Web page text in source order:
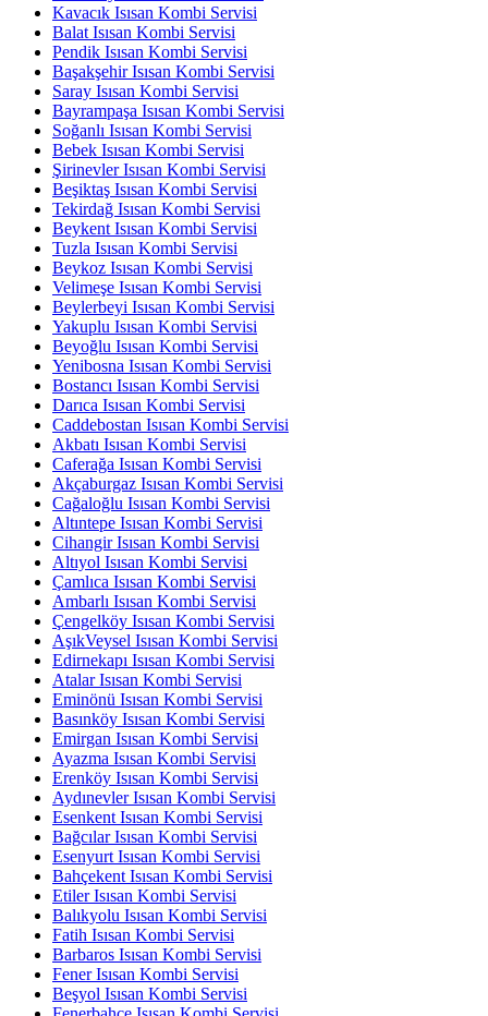
Kavacık Isısan Kombi Servisi
Balat Isısan Kombi Servisi
Pendik Isısan Kombi Servisi
Başakşehir Isısan Kombi Servisi
Saray Isısan Kombi Servisi
Bayrampaşa Isısan Kombi Servisi
Soğanlı Isısan Kombi Servisi
Bebek Isısan Kombi Servisi
Şirinevler Isısan Kombi Servisi
Beşiktaş Isısan Kombi Servisi
Tekirdağ Isısan Kombi Servisi
Beykent Isısan Kombi Servisi
Tuzla Isısan Kombi Servisi
Beykoz Isısan Kombi Servisi
Velimeşe Isısan Kombi Servisi
Beylerbeyi Isısan Kombi Servisi
Yakuplu Isısan Kombi Servisi
Beyoğlu Isısan Kombi Servisi
Yenibosna Isısan Kombi Servisi
Bostancı Isısan Kombi Servisi
Darıca Isısan Kombi Servisi
Caddebostan Isısan Kombi Servisi
Akbatı Isısan Kombi Servisi
Caferağa Isısan Kombi Servisi
Akçaburgaz Isısan Kombi Servisi
Cağaloğlu Isısan Kombi Servisi
Altıntepe Isısan Kombi Servisi
Cihangir Isısan Kombi Servisi
Altıyol Isısan Kombi Servisi
Çamlıca Isısan Kombi Servisi
Ambarlı Isısan Kombi Servisi
Çengelköy Isısan Kombi Servisi
AşıkVeysel Isısan Kombi Servisi
Edirnekapı Isısan Kombi Servisi
Atalar Isısan Kombi Servisi
Eminönü Isısan Kombi Servisi
Basınköy Isısan Kombi Servisi
Emirgan Isısan Kombi Servisi
Ayazma Isısan Kombi Servisi
Erenköy Isısan Kombi Servisi
Aydınevler Isısan Kombi Servisi
Esenkent Isısan Kombi Servisi
Bağcılar Isısan Kombi Servisi
Esenyurt Isısan Kombi Servisi
Bahçekent Isısan Kombi Servisi
Etiler Isısan Kombi Servisi
Balıkyolu Isısan Kombi Servisi
Fatih Isısan Kombi Servisi
Barbaros Isısan Kombi Servisi
Fener Isısan Kombi Servisi
Beşyol Isısan Kombi Servisi